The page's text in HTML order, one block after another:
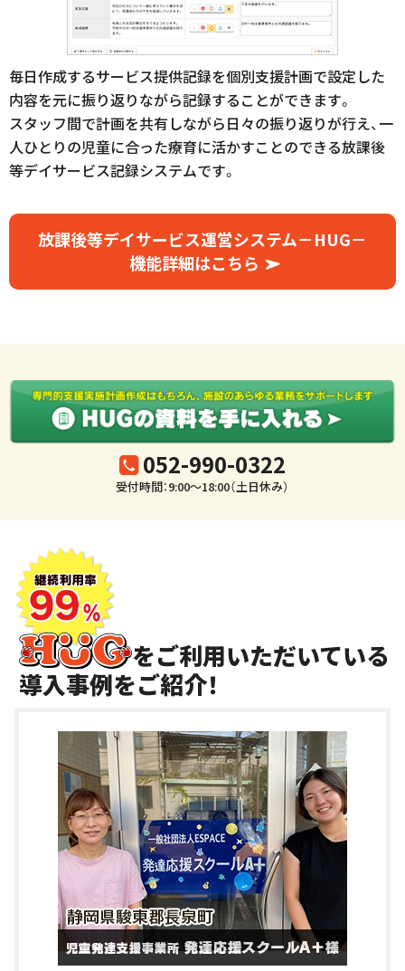
毎日作成するサービス提供記録を個別支援計画で設定した
内容を元に振り返りながら記録することができます。
スタッフ間で計画を共有しながら日々の振り返りが行え、一
人ひとりの児童に合った療育に活かすことのできる放課後
等デイサービス記録システムです。
放課後等デイサービス運営システム－HUG－
機能詳細はこちら
052-990-0322
受付時間：9:00～18:00（土日休み）
をご利用いただいている
導入事例をご紹介！